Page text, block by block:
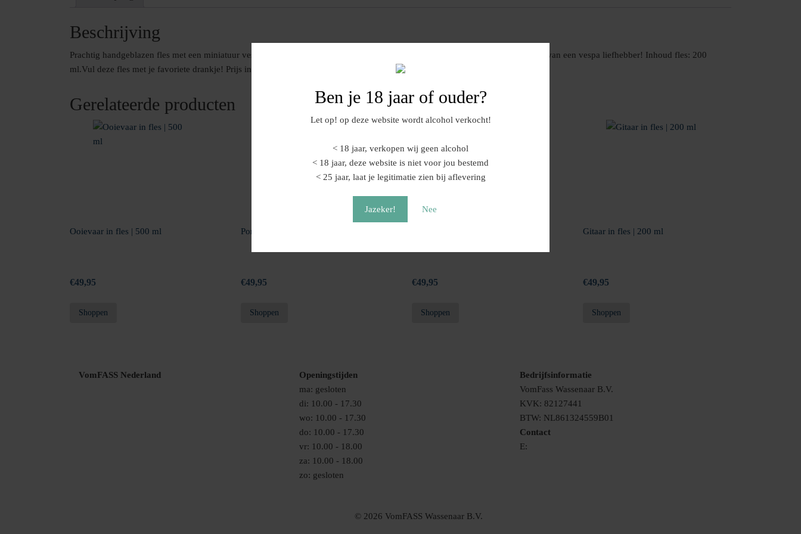
Ben je 18 jaar of ouder?
Let op! op deze website wordt alcohol verkocht!
< 18 jaar, verkopen wij geen alcohol
< 18 jaar, deze website is niet voor jou bestemd
< 25 jaar, laat je legitimatie zien bij aflevering
Jazeker! Nee
Beschrijving
Prachtig handgeblazen fles met een miniatuur vespa in het midden van de fles.Een prachtig cadeau voor verjaardag of jubileum van een vespa liefhebber! Inhoud fles: 200
ml.Vul deze fles met je favoriete drankje! Prijs incl. inhoud weten? Gebruik de chat, of mail naar info@vomfass-nederland.nl
Gerelateerde producten
Ooievaar in fles | 500 ml
€49,95
Shoppen
Porsche oldtimer in fles | 200 ml
€49,95
Shoppen
€49,95
Shoppen
Gitaar in fles | 200 ml
€49,95
Shoppen
VomFASS Nederland
Openingstijden
ma: gesloten
di: 10.00 - 17.30
wo: 10.00 - 17.30
do: 10.00 - 17.30
vr: 10.00 - 18.00
za: 10.00 - 18.00
zo: gesloten
Bedrijfsinformatie
VomFass Wassenaar B.V.
KVK: 82127441
BTW: NL861324559B01
Contact
E:
© 2026 VomFASS Wassenaar B.V.